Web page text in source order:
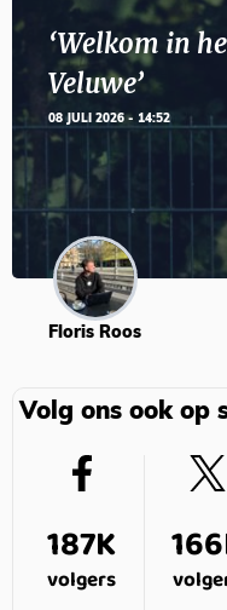
‘Welkom in
Veluwe’
08 JULI 2026 - 14:52
Floris Roos
Volg ons ook op
187K
volgers